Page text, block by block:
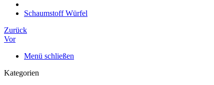
Schaumstoff Würfel
Zurück
Vor
Menü schließen
Kategorien